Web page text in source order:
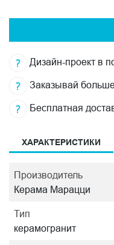
Дизайн-проект в
Заказывай
Бесплатная
ХАРАКТЕРИСТИКИ
Производитель
Керама Марацци
Тип
керамогранит